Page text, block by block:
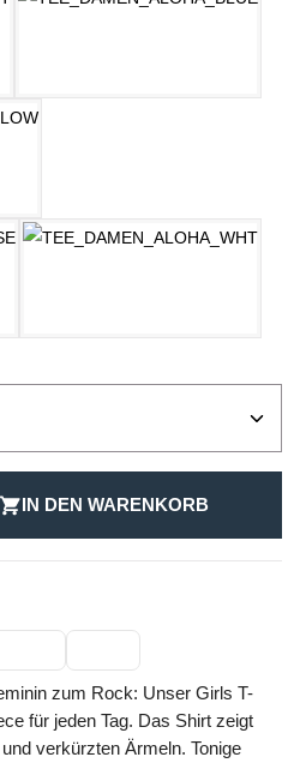
IN DEN WARENKORB
zum Rock: Unser Girls T-
für jeden Tag. Das Shirt zeigt
verkürzten Ärmeln. Tonige